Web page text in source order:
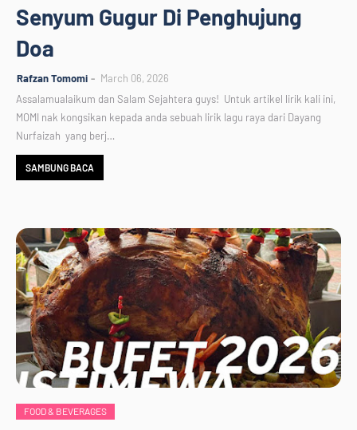
Senyum Gugur Di Penghujung
Doa
Rafzan Tomomi
March 06, 2026
Assalamualaikum dan Salam Sejahtera guys! Untuk artikel lirik kali ini,
MOMI nak kongsikan kepada anda sebuah lirik lagu raya dari Dayang
Nurfaizah yang berj…
SAMBUNG BACA
FOOD & BEVERAGES